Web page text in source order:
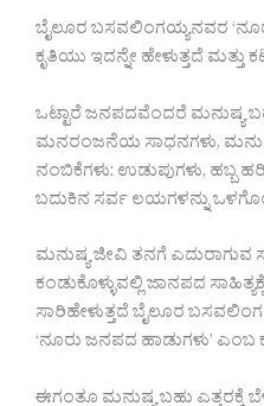
ಬೈಲೂರ ಬಸವಲಿಂಗಯ್ಯನವರ
ಕೃತಿಯು ಇದನ್ನೇ ಹೇಳುತ್ತದೆ ಮತ್ತು
ಒಟ್ಟಾರೆ ಜನಪದವೆಂದರೆ ಮನುಷ್ಯ
ಮನರಂಜನೆಯ ಸಾಧನಗಳು,
ನಂಬಿಕೆಗಳು: ಉಡುಪುಗಳು, ಹಬ್ಬ
ಬದುಕಿನ ಸರ್ವ ಲಯಗಳನ್ನು
ಮನುಷ್ಯ ಜೀವಿ ತನಗೆ ಎದುರಾಗುವ
ಕಂಡುಕೊಳ್ಳುವಲ್ಲಿ ಜಾನಪದ
ಸಾರಿಹೇಳುತ್ತದೆ ಬೈಲೂರ
‘ನೂರು ಜನಪದ ಹಾಡುಗಳು’
ಈಗಂತೂ ಮನುಷ್ಯ ಬಹು ಎತ್ತರಕ್ಕೆ